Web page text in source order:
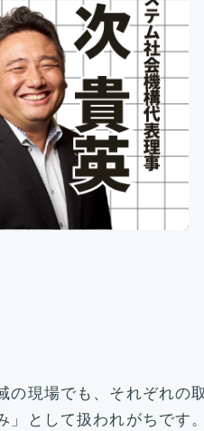
の現場でも、それぞれの取
として扱われがちです。